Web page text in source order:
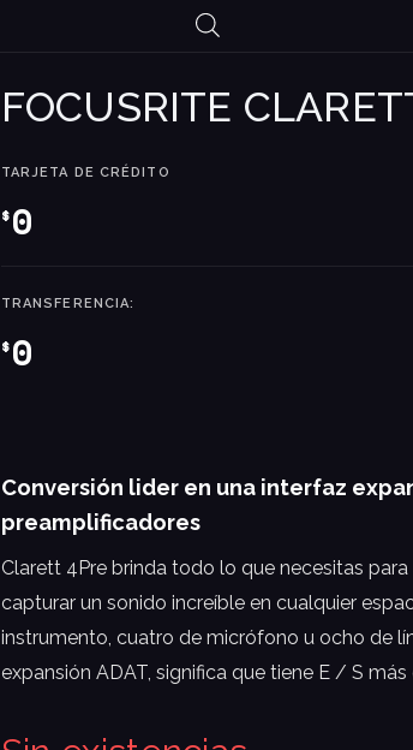
FOCUSRITE
$0
TARJETA DE CRÉDITO
$0
TRANSFERENCIA:
Conversión lider en una interfaz
preamplificadores
Clarett 4Pre brinda todo lo que necesitas
capturar un sonido increíble en cualquier
instrumento, cuatro de micrófono u ocho de
expansión ADAT, significa que tiene E / S